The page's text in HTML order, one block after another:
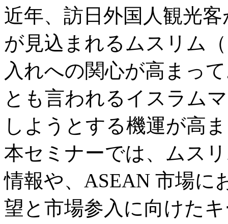
近年、訪日外国人観光
が見込まれるムスリム
入れへの関心が高まっ
とも言われるイスラム
しようとする機運が高
本セミナーでは、ムス
情報や、ASEAN 市場に
望と市場参入に向けた